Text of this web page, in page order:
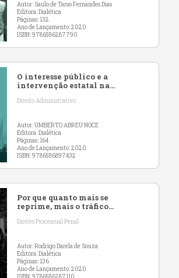
Autor: Saulo de Tarso Fernandes Dias
Editora: Dialética
Páginas: 132
Ano de Lançamento: 2020
ISBN: 9786586287790
O interesse público e a
intervenção estatal na
a ótica da nova
Direito Administrativo
Autor: UMBERTO ABREU NOCE
Editora: Dialética
Páginas: 164
Ano de Lançamento: 2020
ISBN: 9786586897432
Por que quanto mais se
reprime, mais o tráfico
Direito Processual Penal
Autor: Rodrigo Darela de Souza
Editora: Dialética
Páginas: 136
Ano de Lançamento: 2020